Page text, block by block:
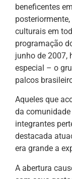
beneficentes
culturais em
programação
junho de 2007,
especial – o
palcos
Aqueles que
da
integrantes
destacada
era grande a
A abertura